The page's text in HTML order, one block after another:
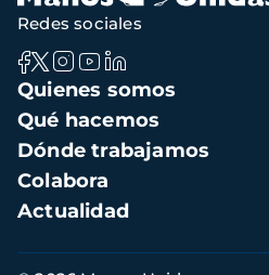
Navegación
principal
Quienes somos
Qué hacemos
Dónde trabajamos
Colabora
Actualidad
Redes sociales